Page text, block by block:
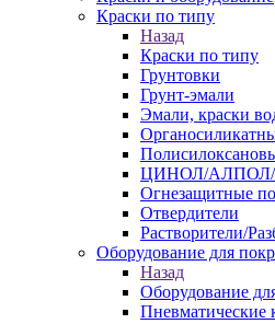
Краски по типу
Назад
Краски по типу
Грунтовки
Грунт-эмали
Эмали, краски
ЦИНОЛ/
Огнезащитные
Отвердители
Растворители/
Оборудование для
Назад
Оборудование
Пневматические